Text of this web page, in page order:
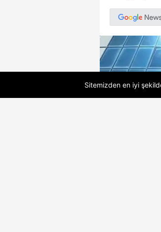
Sitemizden en iyi